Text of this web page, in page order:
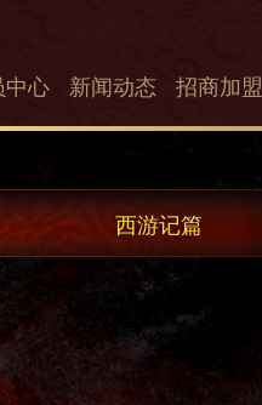
中心 新闻动态 招商加盟
西游记篇